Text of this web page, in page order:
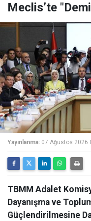
Meclis’te
Yayınlanma: 07 Ağustos 2026
TBMM Adalet
Dayanışma ve
Güçlendirilmesine